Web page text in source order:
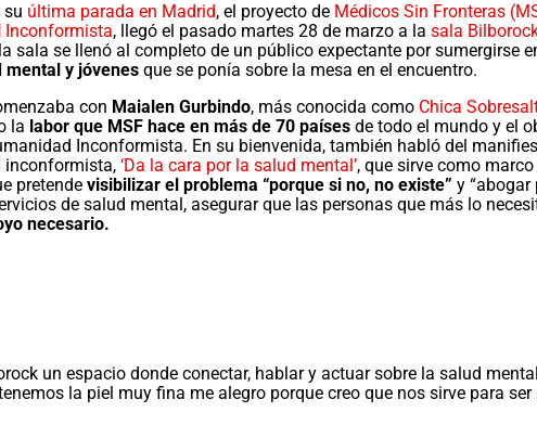
su última parada en Madrid, el proyecto de Médicos Sin Fronteras
Inconformista, llegó el pasado martes 28 de marzo a lasala
sala se llenó al completo de un público expectante por sumergirse
mental y jóvenes que se ponía sobre la mesa en el encuentro.
con Maialen Gurbindo, más conocida como Chica
la labor que MSF hace en más de 70 países de todo el mundo y el
Inconformista. En su bienvenida, también habló del
inconformista,‘Da la cara por la salud mental’, que sirve como
pretendevisibilizar el problema “porque si no, no existe” y “abogar
de salud mental, asegurar que las personas que más lo
necesario.
un espacio donde conectar, hablar y actuar sobre la salud
la piel muy fina me alegro porque creo que nos sirve para ser